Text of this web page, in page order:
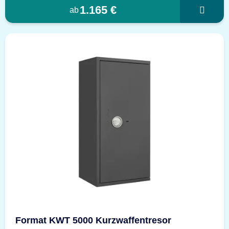
ab1.165 €
Format KWT 5000 Kurzwaffentresor